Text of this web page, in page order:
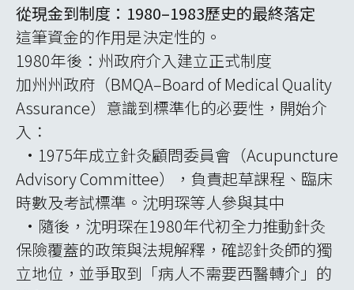
從現金到制度：1980–1983歷史的最終落定
這筆資金的作用是決定性的。
1980年後：州政府介入建立正式制度
加州州政府（BMQA–Board of Medical Quality
Assurance）意識到標準化的必要性，開始介
入：
•1975年成立針灸顧問委員會（Acupuncture
Advisory Committee），負責起草課程、臨床
時數及考試標準。沈明琛等人參與其中
•隨後，沈明琛在1980年代初全力推動針灸
保險覆蓋的政策與法規解釋，確認針灸師的獨
立地位，並爭取到「病人不需要西醫轉介」的